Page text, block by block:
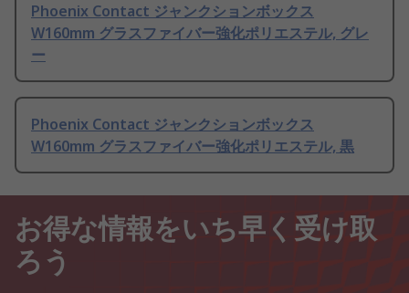
Phoenix Contact ジャンクションボックス
W160mm グラスファイバー強化ポリエステル, グレ
ー
Phoenix Contact ジャンクションボックス
W160mm グラスファイバー強化ポリエステル, 黒
お得な情報をいち早く受け取
ろう